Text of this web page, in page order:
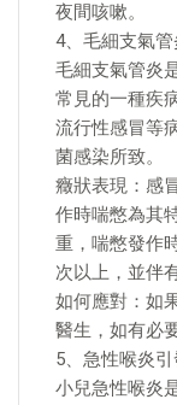
夜間咳嗽。
4、毛細支氣
毛細支氣管炎
常見的一種疾
流行性感冒等
菌感染所致。
癥狀表現：感
作時喘憋為其
重，喘憋發作
次以上，並伴
如何應對：如
醫生，如有必
5、急性喉炎
小兒急性喉炎